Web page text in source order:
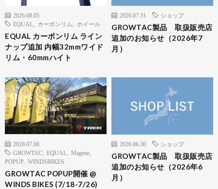
2026.08.05
EQUAL
カーボンリム ホイール
EQUAL カーボンリム ライン
ナップ追加 内幅32mmワイド
リム・60mmハイト
2026.07.31 ショップ
GROWTAC製品 取扱販売店
追加のお知らせ（2026年7
月）
2026.07.06
GROWTAC
EQUAL Magene
POPUP
WINDSBIKES
GROWTAC POPUP開催 @
WINDS BIKES (7/18-7/26)
2026.06.30 ショップ
GROWTAC製品 取扱販売店
追加のお知らせ（2026年6
月）